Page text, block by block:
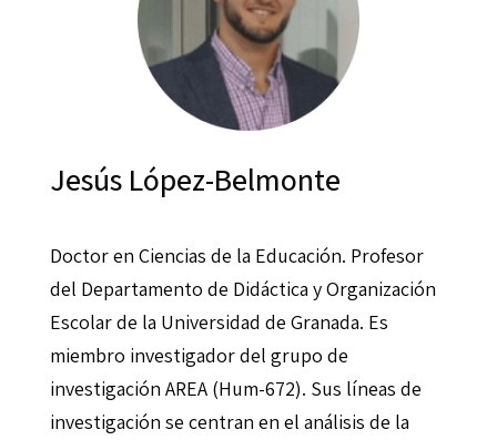
Jesús López-Belmonte
Doctor en Ciencias de la Educación. Profesor
del Departamento de Didáctica y Organización
Escolar de la Universidad de Granada. Es
miembro investigador del grupo de
investigación AREA (Hum-672). Sus líneas de
investigación se centran en el análisis de la